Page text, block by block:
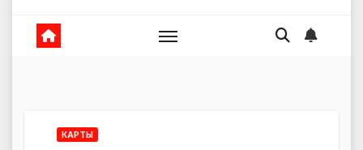
КАРТЫ